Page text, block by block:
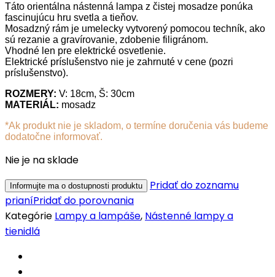
Táto orientálna nástenná lampa z čistej mosadze ponúka
fascinujúcu hru svetla a tieňov.
Mosadzný rám je umelecky vytvorený pomocou techník, ako
sú rezanie a gravírovanie, zdobenie filigránom.
Vhodné len pre elektrické osvetlenie.
Elektrické príslušenstvo nie je zahrnuté v cene (pozri
príslušenstvo).
ROZMERY: V: 18cm, Š: 30cm
MATERIÁL: mosadz
*Ak produkt nie je skladom, o termíne doručenia vás budeme
dodatočne informovať.
Nie je na sklade
Pridať do zoznamu
prianíPridať do porovnania
Kategórie Lampy a lampáše, Nástenné lampy a
tienidlá